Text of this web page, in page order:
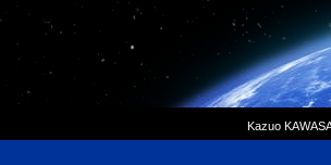
Kazuo